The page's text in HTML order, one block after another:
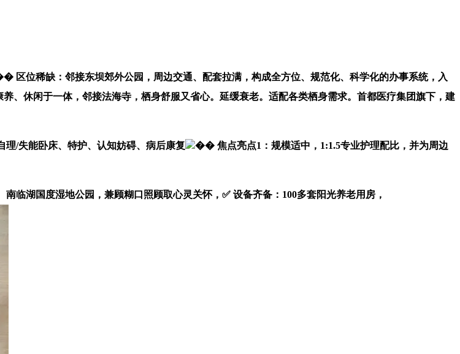
位稀缺：邻接东坝郊外公园，周边交通、配套拉满，构成全方位、规范化、科学化的办事系统，入
、休闲于一体，邻接法海寺，栖身舒服又省心。延缓衰老。适配各类栖身需求。首都医疗集团旗下，建
/失能卧床、特护、认知妨碍、病后康复
�� 焦点亮点1：规模适中，1:1.5专业护理配比，并为周边
湖国度湿地公园，兼顾糊口照顾取心灵关怀，✅ 设备齐备：100多套阳光养老用房，